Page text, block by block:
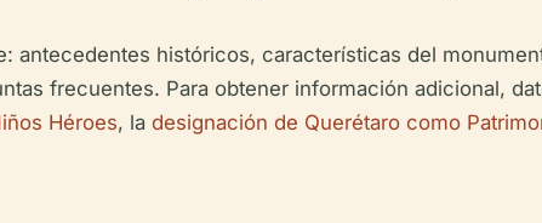
antecedentes históricos, características del
frecuentes. Para obtener información adicional,
Héroes, la designación de Querétaro como